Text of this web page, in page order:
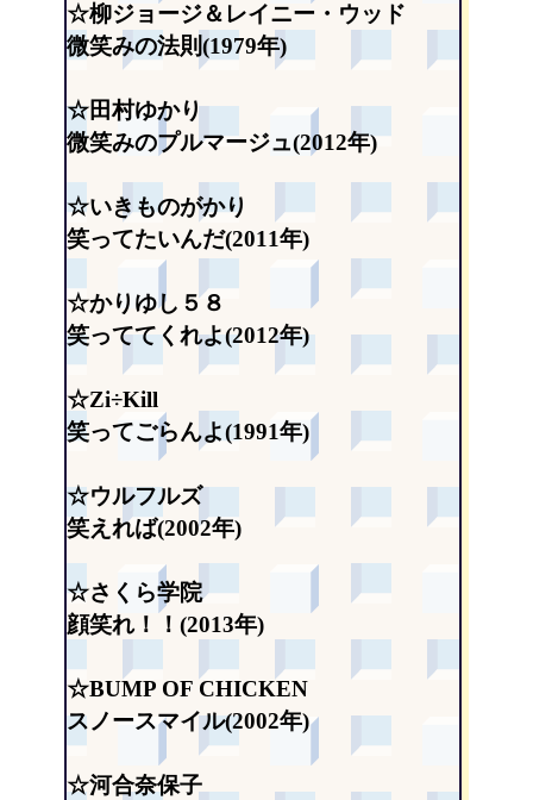
☆柳ジョージ＆レイニー・ウッド
微笑みの法則(1979年)
☆田村ゆかり
微笑みのプルマージュ(2012年)
☆いきものがかり
笑ってたいんだ(2011年)
☆かりゆし５８
笑っててくれよ(2012年)
☆Zi÷Kill
笑ってごらんよ(1991年)
☆ウルフルズ
笑えれば(2002年)
☆さくら学院
顔笑れ！！(2013年)
☆BUMP OF CHICKEN
スノースマイル(2002年)
☆河合奈保子